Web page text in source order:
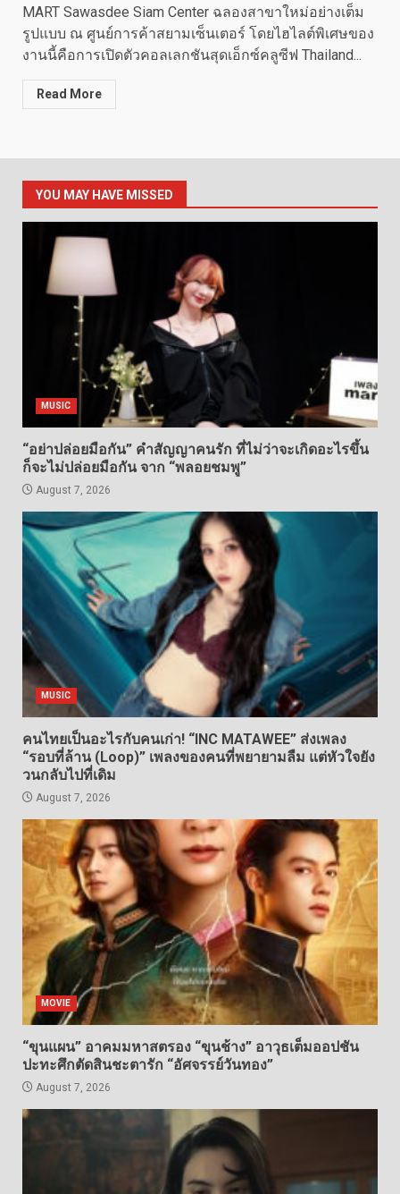
MART Sawasdee Siam Center ฉลองสาขาใหม่อย่างเต็ม
รูปแบบ ณ ศูนย์การค้าสยามเซ็นเตอร์ โดยไฮไลต์พิเศษของ
งานนี้คือการเปิดตัวคอลเลกชันสุดเอ็กซ์คลูซีฟ Thailand...
Read More
YOU MAY HAVE MISSED
MUSIC
“อย่าปล่อยมือกัน” คำสัญญาคนรัก ที่ไม่ว่าจะเกิดอะไรขึ้น
ก็จะไม่ปล่อยมือกัน จาก “พลอยชมพู”
August 7, 2026
MUSIC
คนไทยเป็นอะไรกับคนเก่า! “INC MATAWEE” ส่งเพลง
“รอบที่ล้าน (Loop)” เพลงของคนที่พยายามลืม แต่หัวใจยัง
วนกลับไปที่เดิม
August 7, 2026
MOVIE
“ขุนแผน” อาคมมหาสตรอง “ขุนช้าง” อาวุธเต็มออปชัน
ปะทะศึกตัดสินชะตารัก “อัศจรรย์วันทอง”
August 7, 2026